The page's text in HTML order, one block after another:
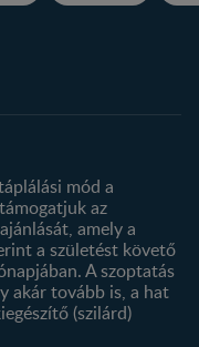
mód a
az
amely a
a születést követő
A szoptatás
akár tovább is, a hat
(szilárd)